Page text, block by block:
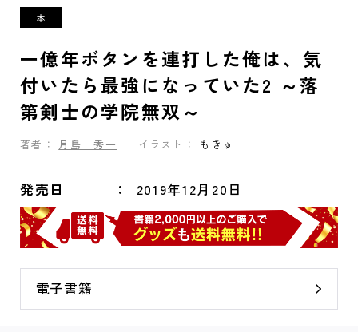
一億年ボタンを連打した俺は、気
付いたら最強になっていた2 ～落
第剣士の学院無双～
著者： 月島 秀一 イラスト： もきゅ
発売日 2019年12月20日
電子書籍